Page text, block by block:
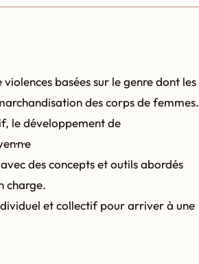
basées sur le genre dont les
des corps de femmes.
le développement de
des concepts et outils abordés
charge.
et collectif pour arriver à une